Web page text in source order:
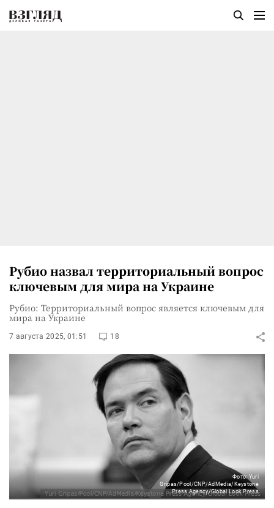
Рубио назвал территориальный вопрос
ключевым для мира на Украине
Рубио: Территориальный вопрос является ключевым для
мира на Украине
7 августа 2025, 01:51 18
Фото: Yuri
Gripas/Pool/CNP/AdMedia/Keystone
Press Agency/Global Look Press